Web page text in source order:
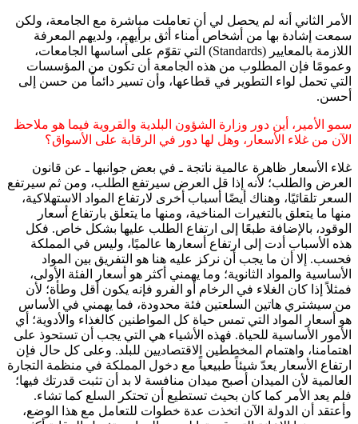
الأمر الثاني أنه لم يحصل لي أن تعاملت مباشرة مع الجامعة، ولكن
سمعت إشادة بها من أشخاص أمناء أثق برأيهم، ولديهم المعرفة
اللازمة بالمعايير (Standards) التي تقوّم على أساسها الجامعات،
وعمومًا فإن المطلوب من هذه الجامعة أن تكون من المؤسسات
التي تحمل لواء التطوير في قطاعها، وأن تسير دائماً من حسن إلى
أحسن.
سمو الأمير، أين دور وزارة الشؤون البلدية والقروية فيما هو ملاحظ
الآن من غلاء الأسعار، وهل لها دور في الرقابة على الأسواق؟
غلاء الأسعار ظاهرة عالمية ناتجة ـ في بعض جوانبها ـ عن قانون
العرض والطلب؛ لأنه إذا قل العرض سيرتفع الطلب، ومن ثم سيرتفع
السعر تلقائيًا، وهناك أيضًا أسباب أخرى لارتفاع المواد الاستهلاكية،
منها ما يتعلق بالتغيرات المناخية، ومنها ما يتعلق بارتفاع أسعار
الوقود، بالإضافة طبعًا إلى ارتفاع الطلب عليها بشكل خاص. فكل
هذه الأسباب أدت إلى ارتفاع أسعارها عالميًا، وليس في المملكة
فحسب. إلا أن ما يجب أن نركز عليه هنا هو التفريق بين المواد
الأساسية والمواد الثانوية؛ وما يهمني أكثر هو أسعار الفئة الأولى،
فمثلاً إذا كان الغلاء في الرخام أو الفرو فإنه يكون أقل وطأة؛ لأن
من سيشتري هاتين السلعتين فئة محدودة، فما يهمني في الأساس
هو أسعار المواد التي تمس حياة كل المواطنين كالغذاء والأدوية؛ أي
الأمور الأساسية للحياة. فهذه الأشياء هي التي يجب أن تستحوذ على
اهتمامنا، واهتمام المخططين الاقتصاديين للبلد. وعلى كل حال فإن
ارتفاع الأسعار يعدّ شيئاً طبيعياً مع دخول المملكة في منظمة التجارة
العالمية لأن الميدان أصبح ميدان منافسة لا بد أن تثبت قدرتك فيها؛
فلم يعد الأمر كما كان بحيث تستطيع أن تحتكر السلع كما تشاء.
وأعتقد أن الدولة الآن اتخذت عدة خطوات للتعامل مع هذا الوضع،